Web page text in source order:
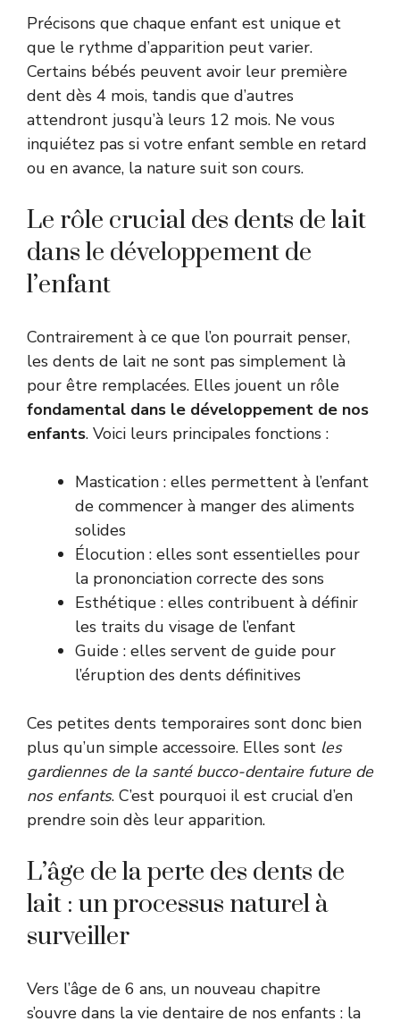
Précisons que chaque enfant est unique et
que le rythme d’apparition peut varier.
Certains bébés peuvent avoir leur première
dent dès 4 mois, tandis que d’autres
attendront jusqu’à leurs 12 mois. Ne vous
inquiétez pas si votre enfant semble en retard
ou en avance, la nature suit son cours.
Le rôle crucial des dents de lait
dans le développement de
l’enfant
Contrairement à ce que l’on pourrait penser,
les dents de lait ne sont pas simplement là
pour être remplacées. Elles jouent un rôle
fondamental dans le développement de nos
enfants. Voici leurs principales fonctions :
Mastication : elles permettent à l’enfant
de commencer à manger des aliments
solides
Élocution : elles sont essentielles pour
la prononciation correcte des sons
Esthétique : elles contribuent à définir
les traits du visage de l’enfant
Guide : elles servent de guide pour
l’éruption des dents définitives
Ces petites dents temporaires sont donc bien
plus qu’un simple accessoire. Elles sont les
gardiennes de la santé bucco-dentaire future de
nos enfants. C’est pourquoi il est crucial d’en
prendre soin dès leur apparition.
L’âge de la perte des dents de
lait : un processus naturel à
surveiller
Vers l’âge de 6 ans, un nouveau chapitre
s’ouvre dans la vie dentaire de nos enfants : la